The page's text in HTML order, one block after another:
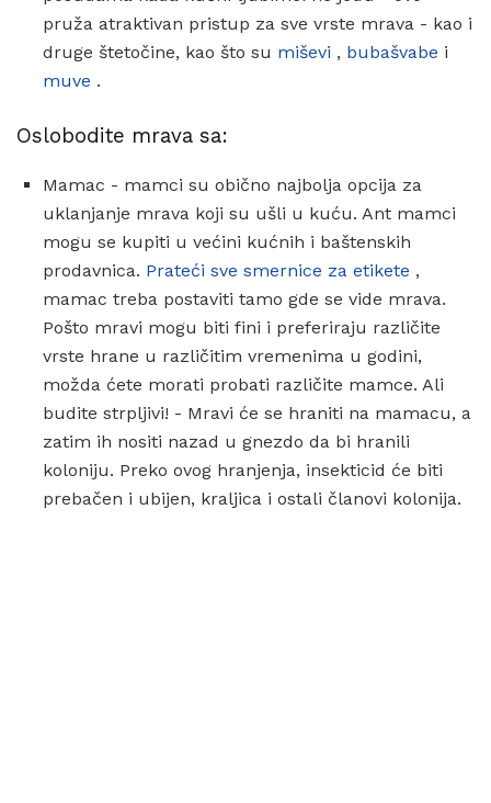
pruža atraktivan pristup za sve vrste mrava - kao i
druge štetočine, kao što su miševi , bubašvabe i
muve .
Oslobodite mrava sa:
Mamac - mamci su obično najbolja opcija za
uklanjanje mrava koji su ušli u kuću. Ant mamci
mogu se kupiti u većini kućnih i baštenskih
prodavnica. Prateći sve smernice za etikete ,
mamac treba postaviti tamo gde se vide mrava.
Pošto mravi mogu biti fini i preferiraju različite
vrste hrane u različitim vremenima u godini,
možda ćete morati probati različite mamce. Ali
budite strpljivi! - Mravi će se hraniti na mamacu, a
zatim ih nositi nazad u gnezdo da bi hranili
koloniju. Preko ovog hranjenja, insekticid će biti
prebačen i ubijen, kraljica i ostali članovi kolonija.